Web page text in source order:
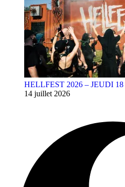
HELLFEST 2026 – JEUDI
14 juillet 2026